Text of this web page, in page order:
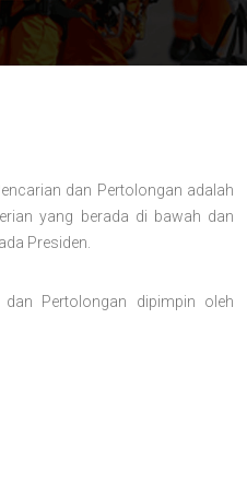
dan Pertolongan adalah
yang berada di bawah dan
Presiden.
Pertolongan dipimpin oleh